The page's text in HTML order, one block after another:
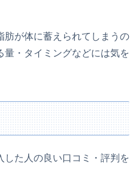
肪が体に蓄えられてしまうの
量・タイミングなどには気を
した人の良い口コミ・評判を